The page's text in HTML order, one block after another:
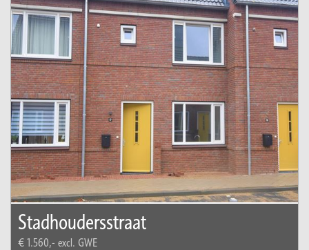
Stadhoudersstraat
€ 1.560,- excl. GWE